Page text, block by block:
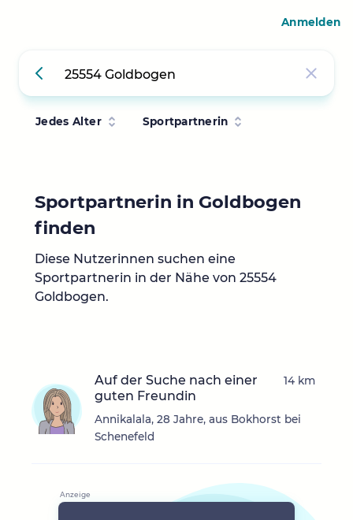
Jedes Alter Sportpartnerin
Sportpartnerin in Goldbogen
finden
Diese Nutzerinnen suchen eine
Sportpartnerin in der Nähe von 25554
Goldbogen.
Auf der Suche nach einer
guten Freundin
Annikalala, 28 Jahre, aus Bokhorst bei
Schenefeld
14 km
Anmelden